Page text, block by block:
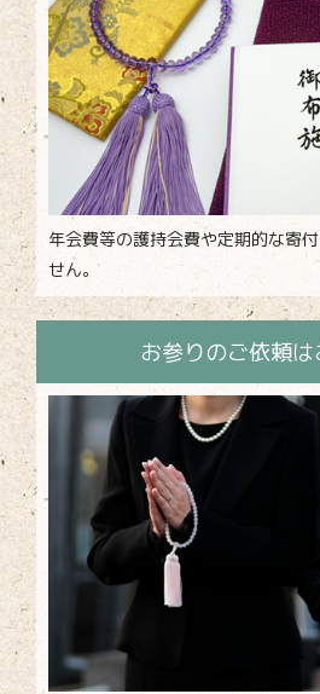
年会費等の護持会費や定期的な寄
せん。
お参りのご依頼